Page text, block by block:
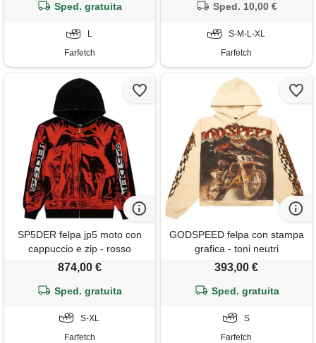
Sped. gratuita
L
Farfetch
Sped. 10,00 €
S-M-L-XL
Farfetch
SP5DER felpa jp5 moto con
cappuccio e zip - rosso
874,00 €
Sped. gratuita
S-XL
Farfetch
GODSPEED felpa con stampa
grafica - toni neutri
393,00 €
Sped. gratuita
S
Farfetch